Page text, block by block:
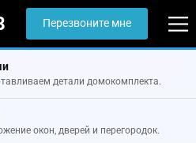
Перезвоните мне
детали домокомплекта.
окон, дверей и перегородок.